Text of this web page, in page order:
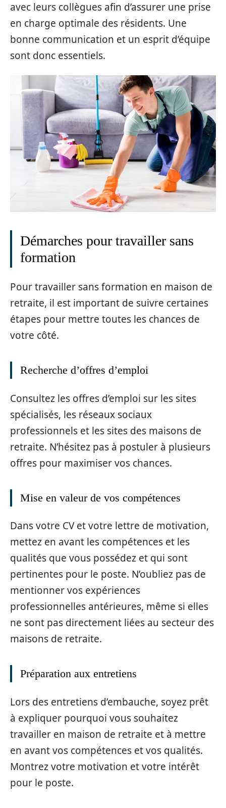
avec leurs collègues afin d’assurer une prise
en charge optimale des résidents. Une
bonne communication et un esprit d’équipe
sont donc essentiels.
Démarches pour travailler sans
formation
Pour travailler sans formation en maison de
retraite, il est important de suivre certaines
étapes pour mettre toutes les chances de
votre côté.
Recherche d’offres d’emploi
Consultez les offres d’emploi sur les sites
spécialisés, les réseaux sociaux
professionnels et les sites des maisons de
retraite. N’hésitez pas à postuler à plusieurs
offres pour maximiser vos chances.
Mise en valeur de vos compétences
Dans votre CV et votre lettre de motivation,
mettez en avant les compétences et les
qualités que vous possédez et qui sont
pertinentes pour le poste. N’oubliez pas de
mentionner vos expériences
professionnelles antérieures, même si elles
ne sont pas directement liées au secteur des
maisons de retraite.
Préparation aux entretiens
Lors des entretiens d’embauche, soyez prêt
à expliquer pourquoi vous souhaitez
travailler en maison de retraite et à mettre
en avant vos compétences et vos qualités.
Montrez votre motivation et votre intérêt
pour le poste.